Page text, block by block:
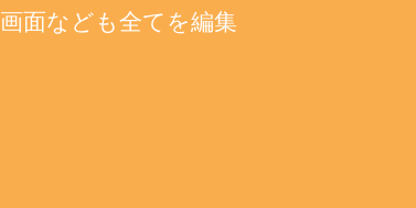
面なども全てを編集